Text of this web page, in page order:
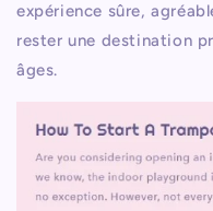
expérience sûre,
rester une destination
âges.